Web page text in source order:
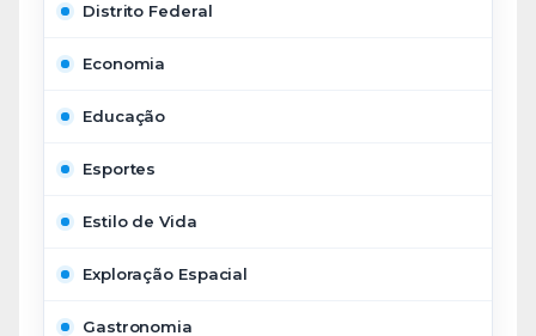
Distrito Federal
Economia
Educação
Esportes
Estilo de Vida
Exploração Espacial
Gastronomia